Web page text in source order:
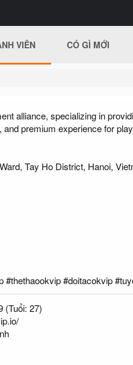
VIÊN CÓ GÌ MỚI
alliance, specializing in
premium experience for
Tay Ho District, Hanoi,
#doitacokvip
(Tuổi: 27)